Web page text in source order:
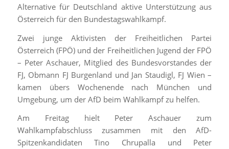
Alternative für Deutschland aktive Unterstützung aus
Österreich für den Bundestagswahlkampf.
Zwei junge Aktivisten der Freiheitlichen Partei
Österreich (FPÖ) und der Freiheitlichen Jugend der FPÖ
– Peter Aschauer, Mitglied des Bundesvorstandes der
FJ, Obmann FJ Burgenland und Jan Staudigl, FJ Wien –
kamen übers Wochenende nach München und
Umgebung, um der AfD beim Wahlkampf zu helfen.
Am Freitag hielt Peter Aschauer zum
Wahlkampfabschluss zusammen mit den AfD-
Spitzenkandidaten Tino Chrupalla und Peter